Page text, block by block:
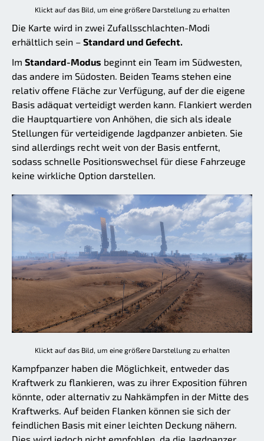
Klickt auf das Bild, um eine größere Darstellung zu erhalten
Die Karte wird in zwei Zufallsschlachten-Modi
erhältlich sein – Standard und Gefecht.
Im Standard-Modus beginnt ein Team im Südwesten,
das andere im Südosten. Beiden Teams stehen eine
relativ offene Fläche zur Verfügung, auf der die eigene
Basis adäquat verteidigt werden kann. Flankiert werden
die Hauptquartiere von Anhöhen, die sich als ideale
Stellungen für verteidigende Jagdpanzer anbieten. Sie
sind allerdings recht weit von der Basis entfernt,
sodass schnelle Positionswechsel für diese Fahrzeuge
keine wirkliche Option darstellen.
Klickt auf das Bild, um eine größere Darstellung zu erhalten
Kampfpanzer haben die Möglichkeit, entweder das
Kraftwerk zu flankieren, was zu ihrer Exposition führen
könnte, oder alternativ zu Nahkämpfen in der Mitte des
Kraftwerks. Auf beiden Flanken können sie sich der
feindlichen Basis mit einer leichten Deckung nähern.
Dies wird jedoch nicht empfohlen, da die Jagdpanzer,